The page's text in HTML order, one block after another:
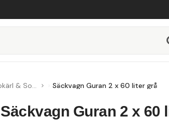
Soptunnor, Sopkärl & Sopsorteringskärl Säckvagn Guran 2 x 60 liter grå
Säckvagn Guran 2 x 60